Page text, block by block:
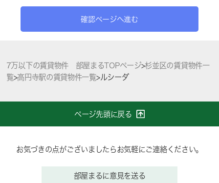
確認ページへ進む
7万以下の賃貸物件 部屋まるTOPページ>杉並区の賃貸物件一
覧>高円寺駅の賃貸物件一覧>ルシーダ
ページ先頭に戻る
お気づきの点がございましたらお気軽にご連絡ください。
部屋まるに意見を送る